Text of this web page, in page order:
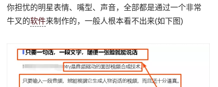
你担忧的明星表情、嘴型、声音，全部都是通过一个非常
牛叉的软件来制作的，一般人根本看不出来(如下图)